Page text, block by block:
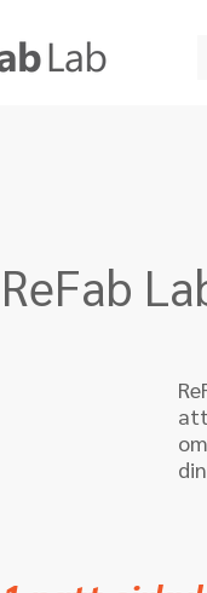
ReFab
att
om